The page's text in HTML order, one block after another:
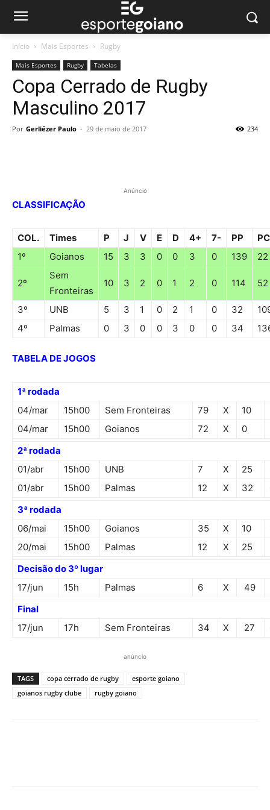
Início Mais Esportes Rugby
Mais Esportes Rugby Tabelas
Copa Cerrado de Rugby
Masculino 2017
Por Gerliézer Paulo - 29 de maio de 2017 234
Anúncio
CLASSIFICAÇÃO
COL. Times P J V E D 4+ 7- PP
PC
1º
Goianos 15 3 3 0 0 3 0 139 22
2º
Sem
Fronteiras
10 3 2 0 1 2 0 114 52
3º UNB 5 3 1 0 2 1 0 32
4º
Palmas 0 3 0 0 3 0 0 34
TABELA DE JOGOS
1ª rodada
04/mar
15h00 Sem Fronteiras 79 X 10
04/mar
15h00 Goianos 72 X 0
2ª rodada
01/abr
15h00 UNB 7 X 25
01/abr
15h00 Palmas 12 X 32
3ª rodada
06/mai
15h00 Goianos 35 X 10
20/mai
15h00 Palmas 12 X 25
Decisão do 3º lugar
17/jun
15h Palmas 6 X 49
Final
17/jun
17h Sem Fronteiras 34 X 27
anúncio
TAGS copa cerrado de rugby
esporte goiano
goianos rugby clube
rugby goiano